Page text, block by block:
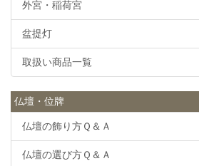
外宮・稲荷宮
盆提灯
取扱い商品一覧
仏壇・位牌
仏壇の飾り方Ｑ＆Ａ
仏壇の選び方Ｑ＆Ａ